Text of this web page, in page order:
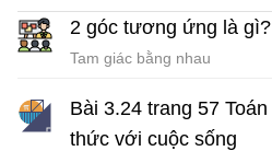
2 góc tương ứng là gì?
Tam giác bằng nhau
Bài 3.24 trang 57
thức với cuộc sống